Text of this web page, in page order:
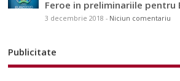
Feroe in preliminariile pentru
3 decembrie 2018 - Niciun comentariu
Publicitate